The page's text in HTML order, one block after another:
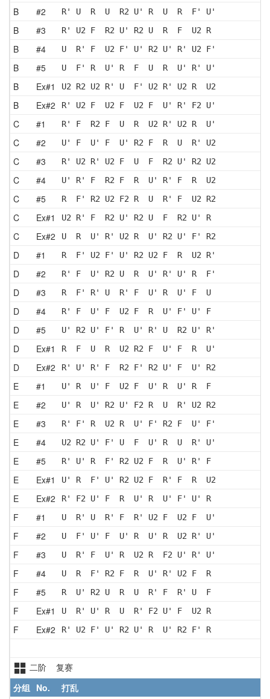
B #2 R' U  R  U  R2 U' R  U  R  F' U'
B #3 R' U2 F  R2 U' R2 U  R  F  U2 R
B #4 U  R' F  U2 F' U' R2 U' R' U2 F'
B #5 U  F' R  U' R  F  U  R  U' R' U'
B Ex#1 U2 R2 U2 R' U  F' U2 R' U2 R  U2
B Ex#2 R' U2 F  U2 F  U2 F  U' R' F2 U'
C #1 R' F  R2 F  U  R  U2 R' U2 R  U'
C #2 U' F  U' F  U' R2 F  R  U  R' U2
C #3 R' U2 R' U2 F  U  F  R2 U' R2 U2
C #4 U' R' F  R2 F  R  U' R' F  R  U2
C #5 R  F' R2 U2 F2 R  U  R' F  U2 R2
C Ex#1 U2 R' F  R2 U' R2 U  F  R2 U' R
C Ex#2 U  R  U' R' U2 R  U' R2 U' F' R2
D #1 R  F' U2 F' U' R2 U2 F  R  U2 R'
D #2 R' F  U' R2 U  R  U' R' U' R  F'
D #3 R  F' R' U  R' F  U' R  U' F  U
D #4 R' F  U' F  U2 F  R  U' F' U' F
D #5 U' R2 U' F' R  U' R' U  R2 U' R'
D Ex#1 R  F  U  R  U2 R2 F  U' F  R  U'
D Ex#2 R' U' R' F  R2 F' R2 U' F  U' R2
E #1 U' R  U' F  U2 F  U' R  U' R  F
E #2 U' R  U' R2 U' F2 R  U  R' U2 R2
E #3 R' F' R  U2 R  U' F' R2 F  U' F'
E #4 U2 R2 U' F' U  F  U' R  U  R' U'
E #5 R' U' R  F' R2 U2 F  R  U' R' F
E Ex#1 U' R  F' U' R2 U2 F  R' F  R  U2
E Ex#2 R' F2 U' F  R  U' R  U' F' U' R
F #1 U  R' U  R' F  R' U2 F  U2 F  U'
F #2 U  F' U' F  U' R  U' R  U2 R' U'
F #3 U  R' F  U' R  U2 R  F2 U' R' U'
F #4 U  R  F' R2 F  R  U' R' U2 F  R
F #5 R  U' R2 U  R  U  R' F  R' U  F
F Ex#1 U  R' U' R  U  R' F2 U' F  U2 R
F Ex#2 R' U2 F' U' R2 U' R  U' R2 F' R
二阶 复赛
分组 No.
打乱